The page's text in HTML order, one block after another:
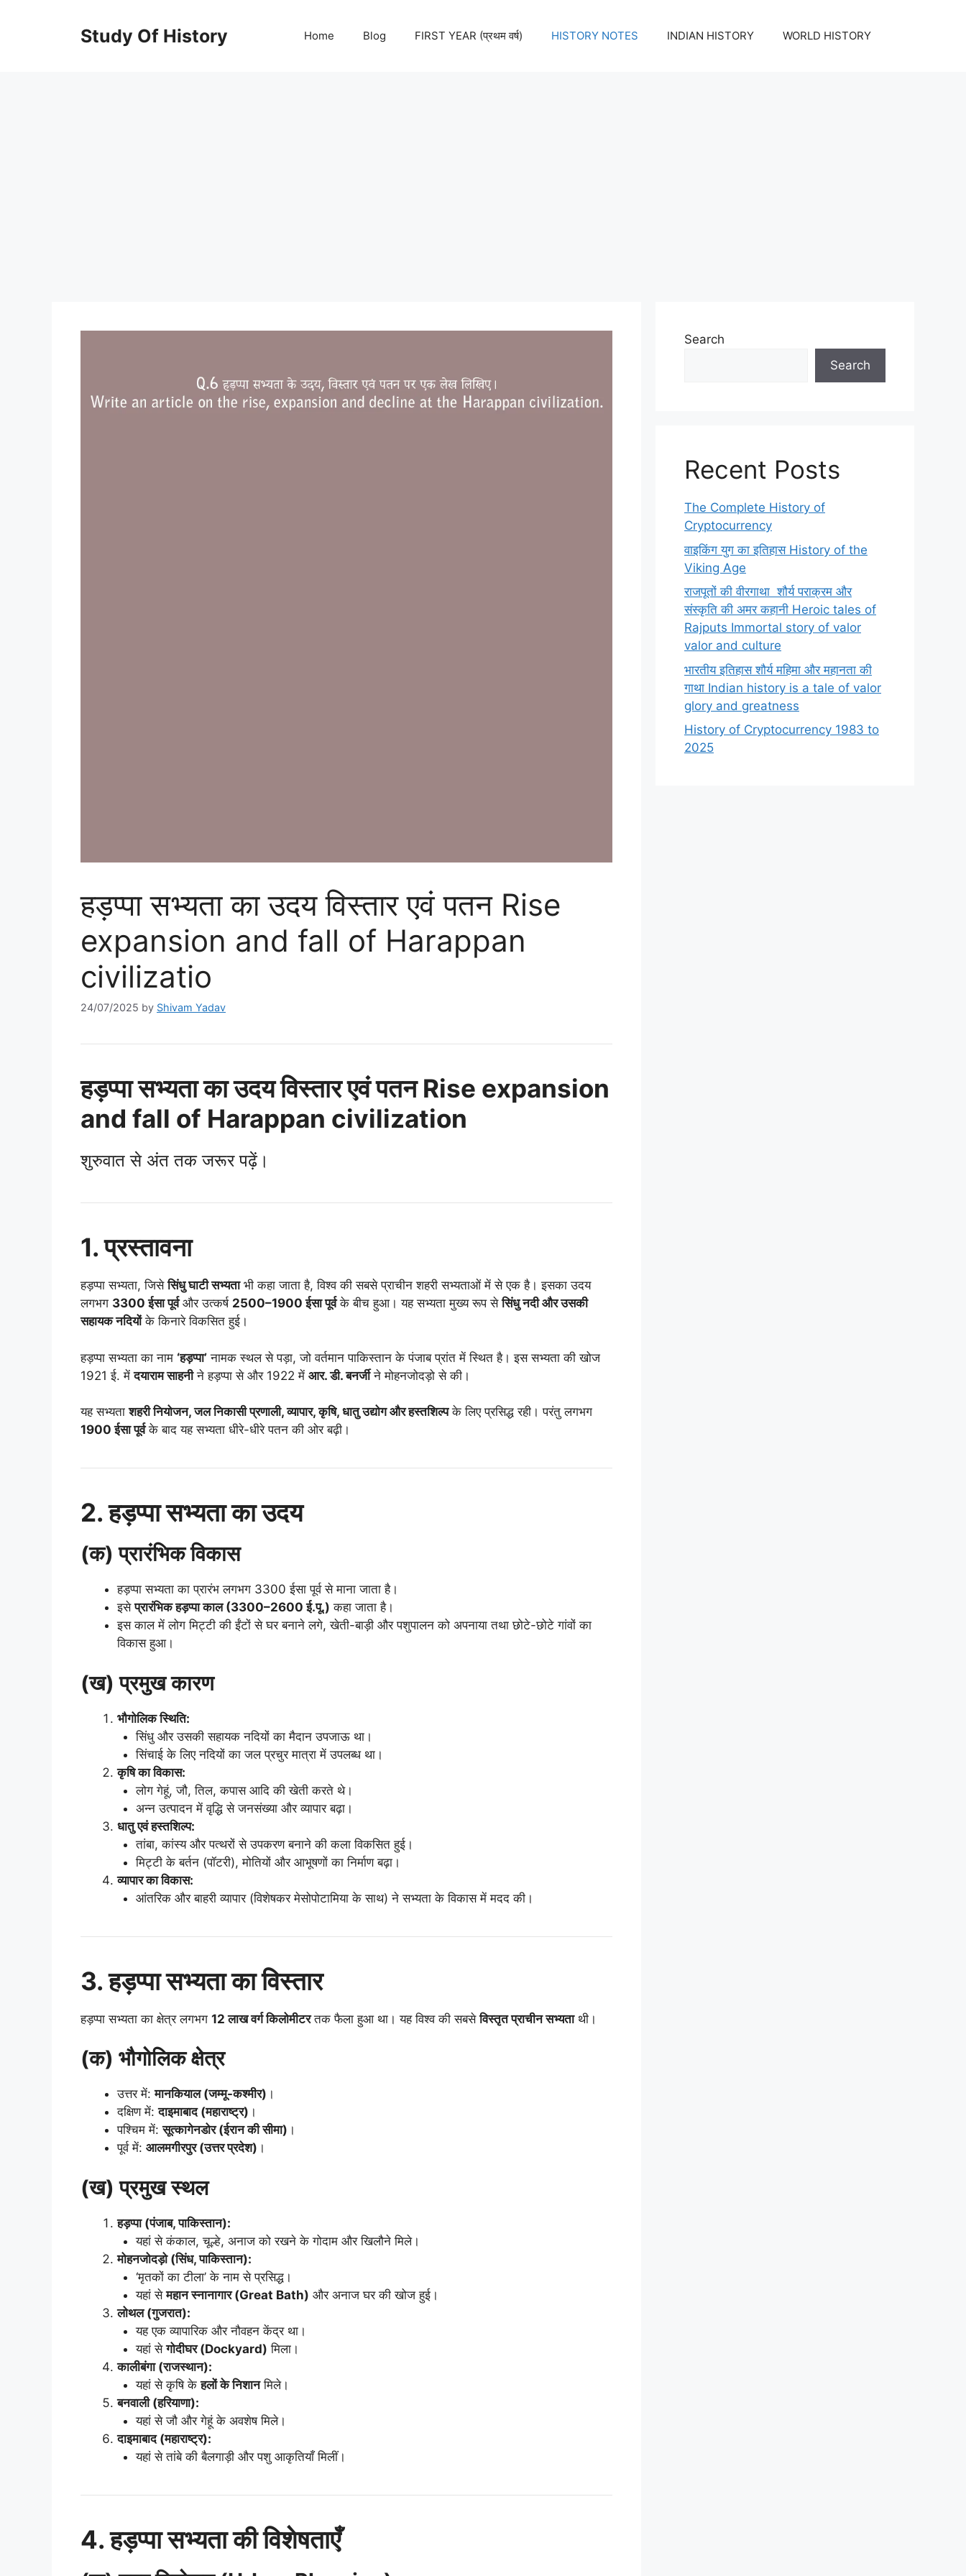
Study Of History Home Blog FIRST YEAR (प्रथम वर्ष) HISTORY NOTES INDIAN HISTORY WORLD HISTORY
हड़प्पा सभ्यता का उदय विस्तार एवं पतन Rise
expansion and fall of Harappan
civilizatio
24/07/2025 by Shivam Yadav
हड़प्पा सभ्यता का उदय विस्तार एवं पतन Rise expansion
and fall of Harappan civilization
शुरुवात से अंत तक जरूर पढ़ें।
1. प्रस्तावना
हड़प्पा सभ्यता, जिसेसिंधु घाटी सभ्यताभी कहा जाता है, विश्व की सबसे प्राचीन शहरी सभ्यताओं में से एक है। इसका उदय
लगभग 3300 ईसा पूर्वऔर उत्कर्ष 2500–1900 ईसा पूर्वके बीच हुआ। यह सभ्यता मुख्य रूप सेसिंधु नदी और उसकी
सहायक नदियोंके किनारे विकसित हुई।
हड़प्पा सभ्यता का नाम ‘हड़प्पा’ नामक स्थल से पड़ा, जो वर्तमान पाकिस्तान के पंजाब प्रांत में स्थित है। इस सभ्यता की खोज
1921 ई. मेंदयाराम साहनीने हड़प्पा से और 1922 में आर. डी. बनर्जीने मोहनजोदड़ो से की।
यह सभ्यताशहरी नियोजन, जल निकासी प्रणाली, व्यापार, कृषि, धातु उद्योग और हस्तशिल्पके लिए प्रसिद्ध रही। परंतु लगभग
1900 ईसा पूर्वके बाद यह सभ्यता धीरे-धीरे पतन की ओर बढ़ी।
2. हड़प्पा सभ्यता का उदय
(क) प्रारंभिक विकास
हड़प्पा सभ्यता का प्रारंभ लगभग 3300 ईसा पूर्व से माना जाता है।
इसेप्रारंभिक हड़प्पा काल (3300–2600 ई.पू.) कहा जाता है।
इस काल में लोग मिट्टी की ईंटों से घर बनाने लगे, खेती-बाड़ी और पशुपालन को अपनाया तथा छोटे-छोटे गांवों का
विकास हुआ।
(ख) प्रमुख कारण
भौगोलिक स्थिति:
सिंधु और उसकी सहायक नदियों का मैदान उपजाऊ था।
सिंचाई के लिए नदियों का जल प्रचुर मात्रा में उपलब्ध था।
कृषि का विकास:
लोग गेहूं, जौ, तिल, कपास आदि की खेती करते थे।
अन्न उत्पादन में वृद्धि से जनसंख्या और व्यापार बढ़ा।
धातु एवं हस्तशिल्प:
तांबा, कांस्य और पत्थरों से उपकरण बनाने की कला विकसित हुई।
मिट्टी के बर्तन (पॉटरी), मोतियों और आभूषणों का निर्माण बढ़ा।
व्यापार का विकास:
आंतरिक और बाहरी व्यापार (विशेषकर मेसोपोटामिया के साथ) ने सभ्यता के विकास में मदद की।
3. हड़प्पा सभ्यता का विस्तार
हड़प्पा सभ्यता का क्षेत्र लगभग 12 लाख वर्ग किलोमीटरतक फैला हुआ था। यह विश्व की सबसेविस्तृत प्राचीन सभ्यताथी।
(क) भौगोलिक क्षेत्र
उत्तर में:मानकियाल (जम्मू-कश्मीर) ।
दक्षिण में:दाइमाबाद (महाराष्ट्र) ।
पश्चिम में:सूत्कागेनडोर (ईरान की सीमा) ।
पूर्व में: आलमगीरपुर (उत्तर प्रदेश) ।
(ख) प्रमुख स्थल
हड़प्पा (पंजाब, पाकिस्तान):
यहां से कंकाल, चूल्हे, अनाज को रखने के गोदाम और खिलौने मिले।
मोहनजोदड़ो (सिंध, पाकिस्तान):
‘मृतकों का टीला’ के नाम से प्रसिद्ध।
यहां सेमहान स्नानागार (Great Bath) और अनाज घर की खोज हुई।
लोथल (गुजरात):
यह एक व्यापारिक और नौवहन केंद्र था।
यहां सेगोदीघर (Dockyard) मिला।
कालीबंगा (राजस्थान):
यहां से कृषि केहलों के निशानमिले।
बनवाली (हरियाणा):
यहां से जौ और गेहूं के अवशेष मिले।
दाइमाबाद (महाराष्ट्र):
यहां से तांबे की बैलगाड़ी और पशु आकृतियाँ मिलीं।
4. हड़प्पा सभ्यता की विशेषताएँ
Search
Search
Recent Posts
The Complete History of
Cryptocurrency
वाइकिंग युग का इतिहास History of the
Viking Age
राजपूतों की वीरगाथा शौर्य पराक्रम और
संस्कृति की अमर कहानी Heroic tales of
Rajputs Immortal story of valor
valor and culture
भारतीय इतिहास शौर्य महिमा और महानता की
गाथा Indian history is a tale of valor
glory and greatness
History of Cryptocurrency 1983 to
2025